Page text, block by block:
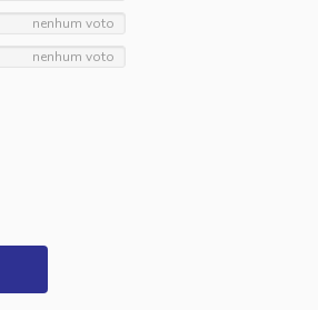
nenhum voto
nenhum voto